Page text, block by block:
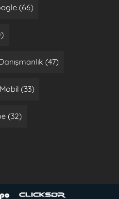
(66)
(47)
Mobil (33)
(32)